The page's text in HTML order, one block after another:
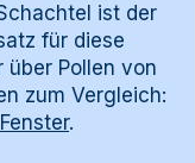
ist der
für diese
über Pollen von
zum Vergleich:
.